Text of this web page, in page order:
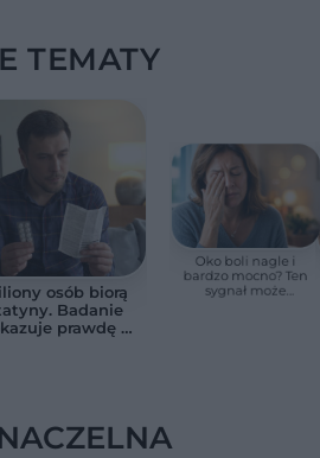
TEMATY
osób biorą
Badanie
prawdę o
Oko boli nagle i
bardzo mocno? Ten
sygnał może